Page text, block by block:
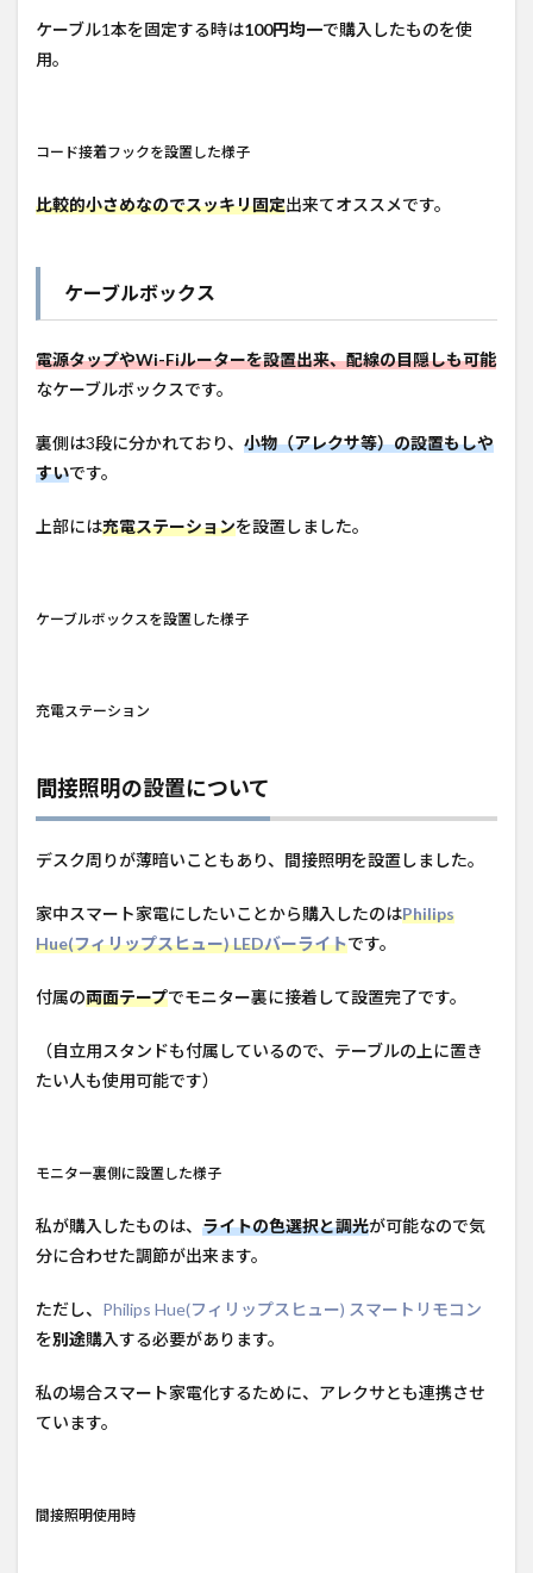
ケーブル1本を固定する時は100円均一で購入したものを使
用。
コード接着フックを設置した様子
比較的小さめなのでスッキリ固定出来てオススメです。
ケーブルボックス
電源タップやWi-Fiルーターを設置出来、配線の目隠しも可能
なケーブルボックスです。
裏側は3段に分かれており、 小物（アレクサ等）の設置もしや
すいです。
上部には充電ステーションを設置しました。
ケーブルボックスを設置した様子
充電ステーション
間接照明の設置について
デスク周りが薄暗いこともあり、間接照明を設置しました。
家中スマート家電にしたいことから購入したのはPhilips
Hue(フィリップスヒュー) LEDバーライトです。
付属の両面テープでモニター裏に接着して設置完了です。
（自立用スタンドも付属しているので、テーブルの上に置き
たい人も使用可能です）
モニター裏側に設置した様子
私が購入したものは、 ライトの色選択と調光が可能なので気
分に合わせた調節が出来ます。
ただし、 Philips Hue(フィリップスヒュー) スマートリモコン
を別途購入する必要があります。
私の場合スマート家電化するために、アレクサとも連携させ
ています。
間接照明使用時